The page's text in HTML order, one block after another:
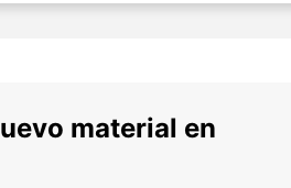
material en